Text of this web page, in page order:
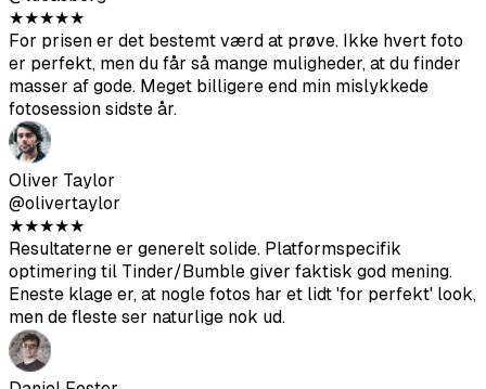
Oliver Taylor
@olivertaylor
★
★
Resultaterne er generelt solide. Platformspecifik
optimering til Tinder/Bumble giver faktisk god mening.
Eneste klage er, at nogle fotos har et lidt 'for perfekt' look,
men de fleste ser naturlige nok ud.
Daniel Foster
@danielfoster
★
★
★
De bedste 49 $ jeg har brugt på datingapps, ingen tvivl.
Kiggede på fotografer, der tog 300+ $ for en brøkdel af
fotos. Fik 120 fotos her, og ca. 30 af dem er faktisk
brugbare.